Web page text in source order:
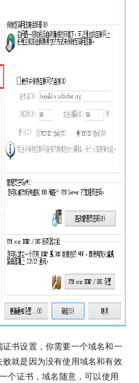
书设置，你需要一个域名和一
就是因为没有使用域名和有效
个证书，域名随意，可以使用